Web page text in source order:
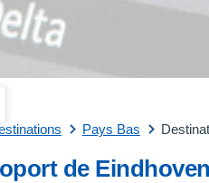
Pays Bas
de Eindhoven